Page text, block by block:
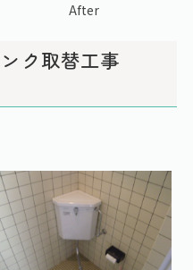
After
ク取替工事